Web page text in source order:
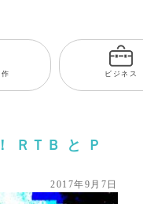
ビジネス
ＲＴＢ と Ｐ
2017年9月7日